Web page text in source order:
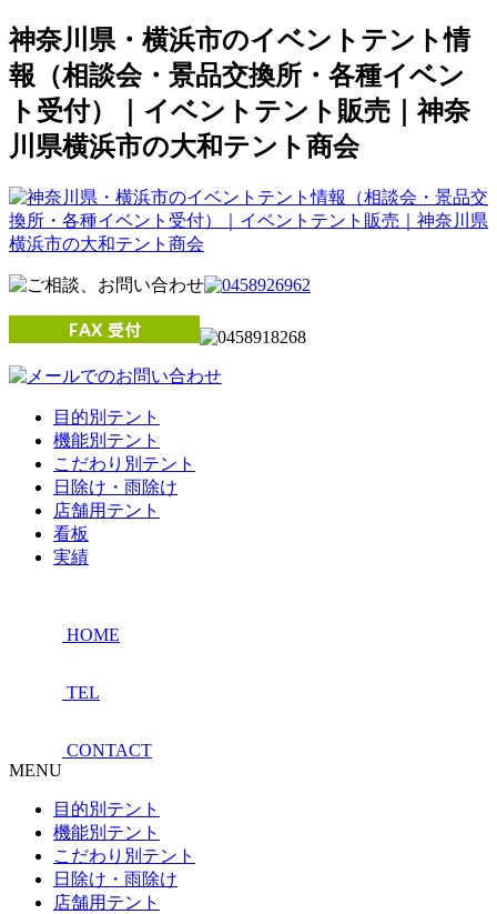
神奈川県・横浜市のイベントテント情
報（相談会・景品交換所・各種イベン
ト受付）｜イベントテント販売｜神奈
川県横浜市の大和テント商会
目的別テント
機能別テント
こだわり別テント
日除け・雨除け
店舗用テント
看板
実績
HOME
TEL
CONTACT
MENU
目的別テント
機能別テント
こだわり別テント
日除け・雨除け
店舗用テント